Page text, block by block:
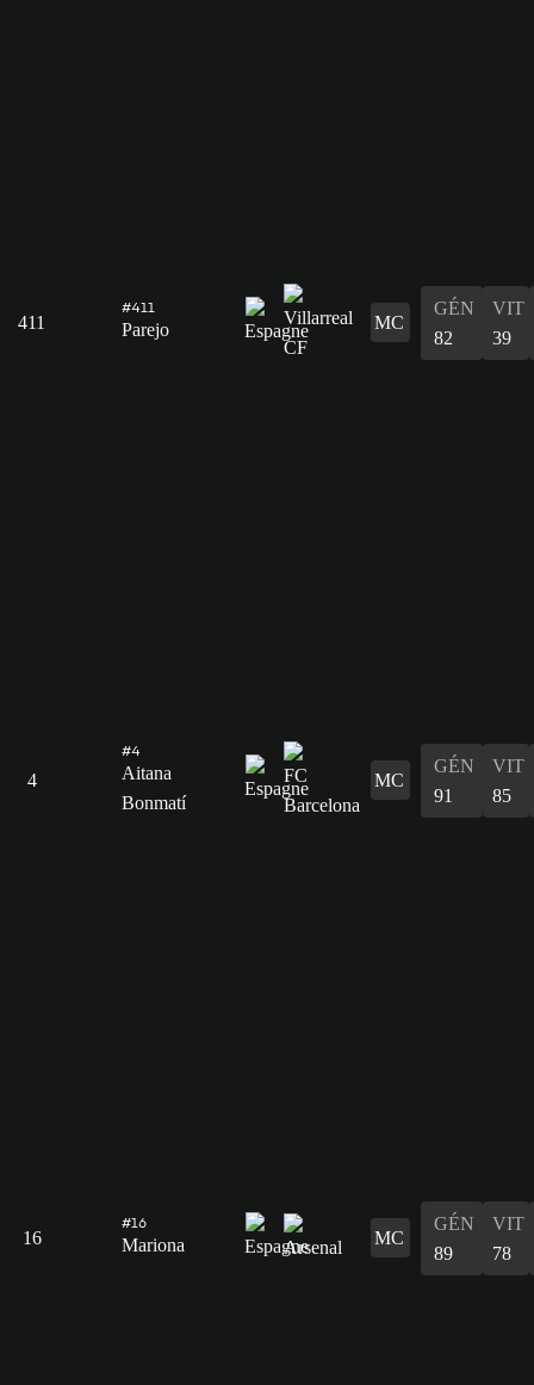
411
#411
Parejo MC
GÉN
82
VIT
39
4
#4
Aitana
Bonmatí
MC
GÉN
91
VIT
85
16
#16
Mariona MC
GÉN
89
VIT
78